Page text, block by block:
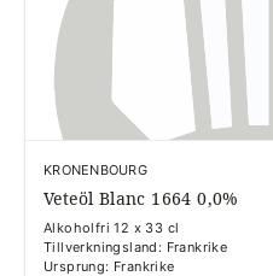
KRONENBOURG
Veteöl Blanc 1664 0,0%
Alkoholfri 12 x 33 cl
Tillverkningsland: Frankrike
Ursprung: Frankrike